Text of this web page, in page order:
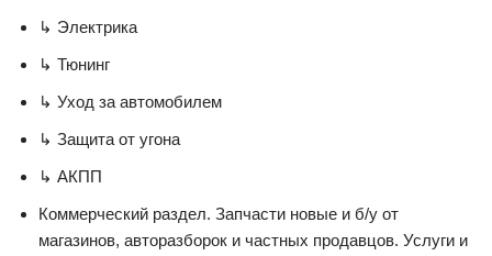
↳ Электрика
↳ Тюнинг
↳ Уход за автомобилем
↳ Защита от угона
↳ АКПП
Коммерческий раздел. Запчасти новые и б/у от
магазинов, авторазборок и частных продавцов. Услуги и